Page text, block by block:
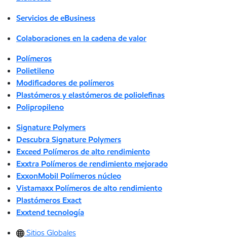
Servicios de eBusiness
Colaboraciones en la cadena de valor
Polímeros
Polietileno
Modificadores de polímeros
Plastómeros y elastómeros de poliolefinas
Polipropileno
Signature Polymers
Descubra Signature Polymers
Exceed Polímeros de alto rendimiento
Exxtra Polímeros de rendimiento mejorado
ExxonMobil Polímeros núcleo
Vistamaxx Polímeros de alto rendimiento
Plastómeros Exact
Exxtend tecnología
Sitios Globales